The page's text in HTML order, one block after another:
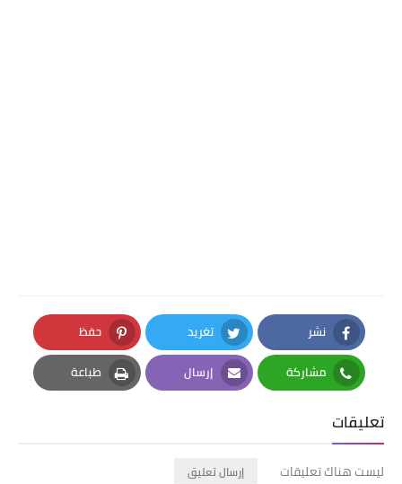
نشر
Facebook
تغريد
Twitter
حفظ
Pinterest
مشاركة
Whatsapp
إرسال
Email
طباعة
Print
تعليقات
ليست هناك تعليقات إرسال تعليق